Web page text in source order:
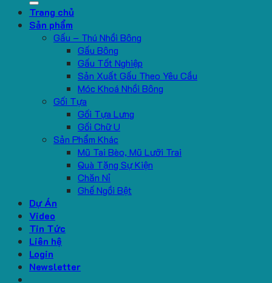
Trang chủ
Sản phẩm
Gấu – Thú Nhồi Bông
Gấu Bông
Gấu Tốt Nghiệp
Sản Xuất Gấu Theo Yêu Cầu
Móc Khoá Nhồi Bông
Gối Tựa
Gối Tựa Lưng
Gối Chữ U
Sản Phẩm Khác
Mũ Tai Bèo, Mũ Lưỡi Trai
Quà Tặng Sự Kiện
Chăn Nỉ
Ghế Ngồi Bệt
Dự Án
Video
Tin Tức
Liên hệ
Login
Newsletter